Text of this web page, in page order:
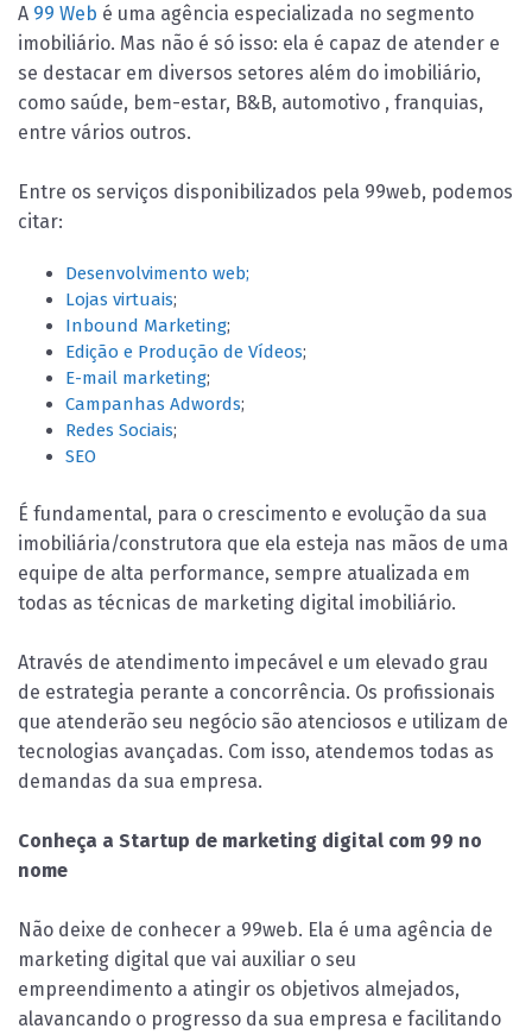
A 99 Web é uma agência especializada no segmento
imobiliário. Mas não é só isso: ela é capaz de atender e
se destacar em diversos setores além do imobiliário,
como saúde, bem-estar, B&B, automotivo , franquias,
entre vários outros.
Entre os serviços disponibilizados pela 99web, podemos
citar:
Desenvolvimento web;
Lojas virtuais;
Inbound Marketing;
Edição e Produção de Vídeos;
E-mail marketing;
Campanhas Adwords;
Redes Sociais;
SEO
É fundamental, para o crescimento e evolução da sua
imobiliária/construtora que ela esteja nas mãos de uma
equipe de alta performance, sempre atualizada em
todas as técnicas de marketing digital imobiliário.
Através de atendimento impecável e um elevado grau
de estrategia perante a concorrência. Os profissionais
que atenderão seu negócio são atenciosos e utilizam de
tecnologias avançadas. Com isso, atendemos todas as
demandas da sua empresa.
Conheça a Startup de marketing digital com 99 no
nome
Não deixe de conhecer a 99web. Ela é uma agência de
marketing digital que vai auxiliar o seu
empreendimento a atingir os objetivos almejados,
alavancando o progresso da sua empresa e facilitando